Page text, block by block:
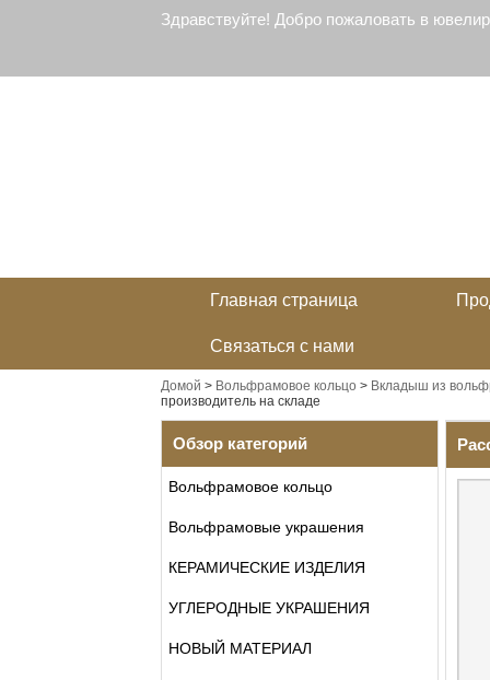
Здравствуйте! Добро пожаловать в
Главная страница
Связаться с нами
Домой > Вольфрамовое кольцо > Вкладыш из
производитель на складе
Обзор категорий
Вольфрамовое кольцо
Вольфрамовые украшения
КЕРАМИЧЕСКИЕ ИЗДЕЛИЯ
УГЛЕРОДНЫЕ УКРАШЕНИЯ
НОВЫЙ МАТЕРИАЛ